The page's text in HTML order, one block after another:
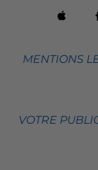
MENTIONS
VOTRE